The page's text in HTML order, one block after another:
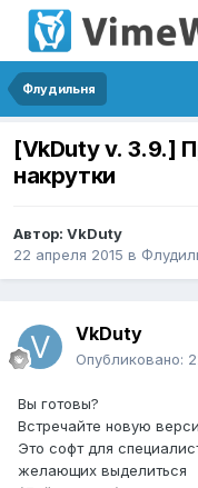
Флудильня
[VkDuty v. 3.9.]
накрутки
Автор: VkDuty
22 апреля 2015 в
VkDuty
Опубликовано:
Вы готовы?
Встречайте новую
Это софт для
желающих выделиться